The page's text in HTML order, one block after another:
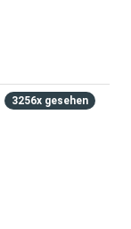
3256x gesehen